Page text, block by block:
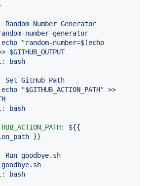
Random Number Generator
number-generator
echo
"random-number=$(echo
$GITHUB_OUTPUT
bash
Set GitHub Path
echo "$GITHUB_ACTION_PATH" >>
bash
${{
}}
Run goodbye.sh
goodbye.sh
bash